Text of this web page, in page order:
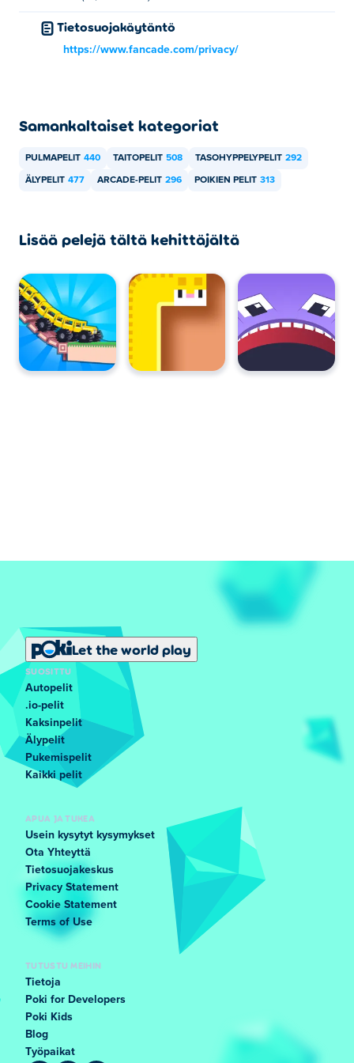
Tietosuojakäytäntö
https://www.fancade.com/privacy/
Samankaltaiset kategoriat
PULMAPELIT 440 TAITOPELIT 508 TASOHYPPELYPELIT 292
ÄLYPELIT 477 ARCADE-PELIT 296 POIKIEN PELIT 313
Lisää pelejä tältä kehittäjältä
Let the world play
SUOSITTU
Autopelit
.io-pelit
Kaksinpelit
Älypelit
Pukemispelit
Kaikki pelit
APUA JA TUKEA
Usein kysytyt kysymykset
Ota Yhteyttä
Tietosuojakeskus
Privacy Statement
Cookie Statement
Terms of Use
TUTUSTU MEIHIN
Tietoja
Poki for Developers
Poki Kids
Blog
Työpaikat